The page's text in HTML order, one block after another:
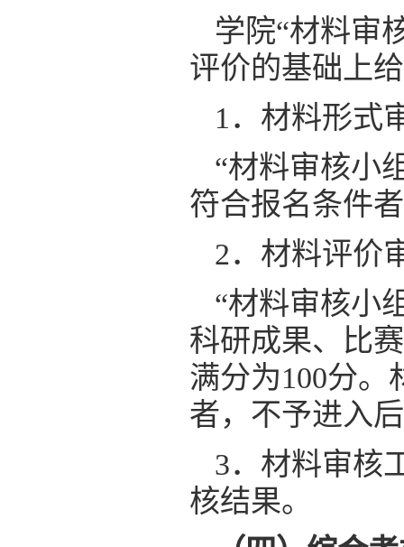
学院“材料审
评价的基础上
1．材料形式
“材料审核小
符合报名条件
2．材料评价
“材料审核小
科研成果、比
满分为100分。
者，不予进入
3．材料审核
核结果。